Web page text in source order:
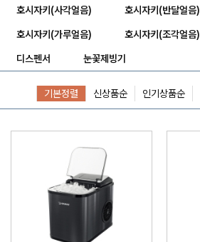
호시자키(사각얼음) 호시자키(반달얼음)
호시자키(가루얼음) 호시자키(조각얼음)
디스펜서 눈꽃제빙기
기본정렬 신상품순 인기상품순